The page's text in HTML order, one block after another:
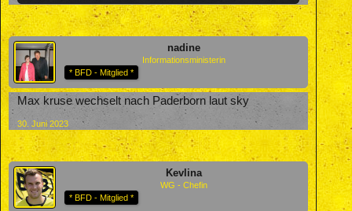
nadine
Informationsministerin
* BFD - Mitglied *
Max kruse wechselt nach Paderborn laut sky
30. Juni 2023
Kevlina
WG - Chefin
* BFD - Mitglied *